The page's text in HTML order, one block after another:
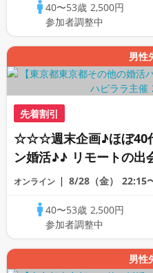
PARTY!!40〜53歳 2,500円
参加者調整中
男性
先着割引
☆☆☆週末企画♪ほぼ40
ン婚活♪♪ リモートの出
ちで乾杯しませんか♪♪
PARTY!!
オンライン 8/28（金） 22:15
40〜53歳 2,500円
参加者調整中
男性